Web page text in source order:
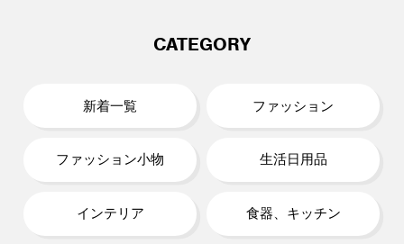
CATEGORY
新着一覧 ファッション
ファッション小物 生活日用品
インテリア 食器、キッチン